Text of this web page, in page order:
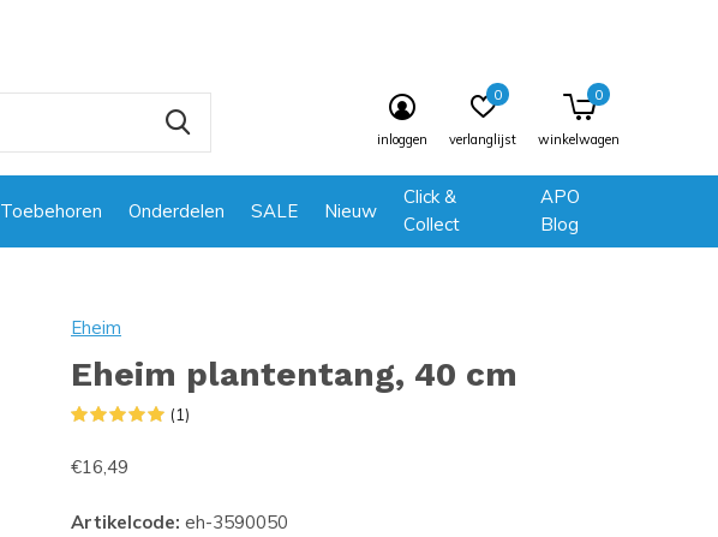
Toebehoren Onderdelen SALE Nieuw
Click &
Collect
APO
Blog
inloggen verlanglijst
0
winkelwagen
0
Eheim
Eheim plantentang, 40 cm
(1)
€16,49
Artikelcode: eh-3590050